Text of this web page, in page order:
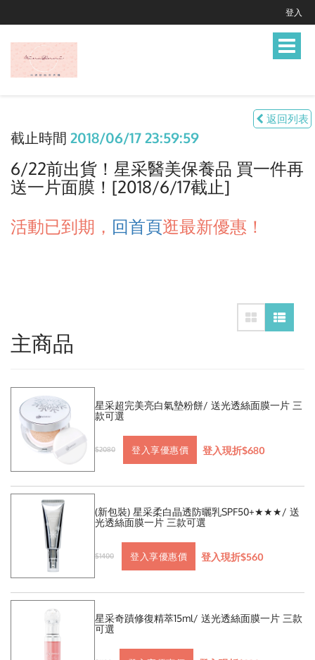
登入
Toggle
返回列表
截止時間 2018/06/17 23:59:59
6/22前出貨！星采醫美保養品 買一件再
送一片面膜！[2018/6/17截止]
活動已到期， 回首頁逛最新優惠！
主商品
星采超完美亮白氣墊粉餅/ 送光透絲面膜一片 三
款可選
$2080 登入享優惠價 登入現折$680
(新包裝) 星采柔白晶透防曬乳SPF50+★★★/ 送
光透絲面膜一片 三款可選
$1400 登入享優惠價 登入現折$560
星采奇蹟修復精萃15ml/ 送光透絲面膜一片 三款
可選